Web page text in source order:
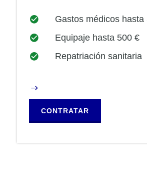
Gastos médicos hasta
Equipaje hasta 500 €
Repatriación sanitaria
CONTRATAR